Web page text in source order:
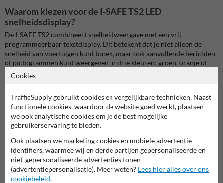
Waarom kiezen voor de I-SAFE TS2 LED
snelheidsdisplay?
De I-SAFE TS2 combineert snelheidweergave met een vrij
programmeerbaar tekstdisplay. Dit betekent dat je niet alleen de
snelheid van voertuigen kunt tonen, maar ook aanvullende berichten
of pictogrammen kunt weergeven in drie kleuren: groen, oranje of
rood.
De parameters hiervoor zijn eenvoudig in te stellen met de
Belangrijkste kenmerken
Driekleurige LED-weergave
Toont snelheden en berichten in
groen, oranje of rood, afhankelijk van de ingestelde parameters.
Vrij programmeerbaar tekstdisplay
pictogrammen toe om specifieke boodschappen over te brengen.
Ingebouwde Doppler-radar:Zorgt voor nauwkeurige
snelheidsmetingen.
Meerdere voedingsopties: Kies uit 230V aansluiting, accu's,
openbare verlichting of zonnepaneel.
Cookies
TrafficSupply gebruikt cookies en vergelijkbare technieken. Naast
functionele cookies, waardoor de website goed werkt, plaatsen
we ook analytische cookies om je de best mogelijke
gebruikerservaring te bieden.
Ook plaatsen we marketing cookies en mobiele advertentie-
identifiers, waarmee wij en derde partijen gepersonaliseerde en
niet-gepersonaliseerde advertenties tonen
(advertentiepersonalisatie). Meer weten? Lees hier alles over ons
cookiebeleid.